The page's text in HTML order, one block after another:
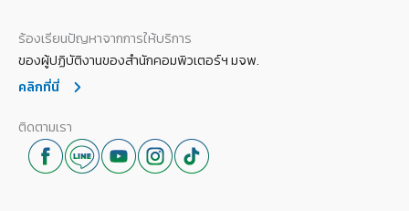
ร้องเรียนปัญหาจากการให้บริการ
ของผู้ปฏิบัติงานของสำนักคอมพิวเตอร์ฯ มจพ.
คลิกที่นี่
ติดตามเรา